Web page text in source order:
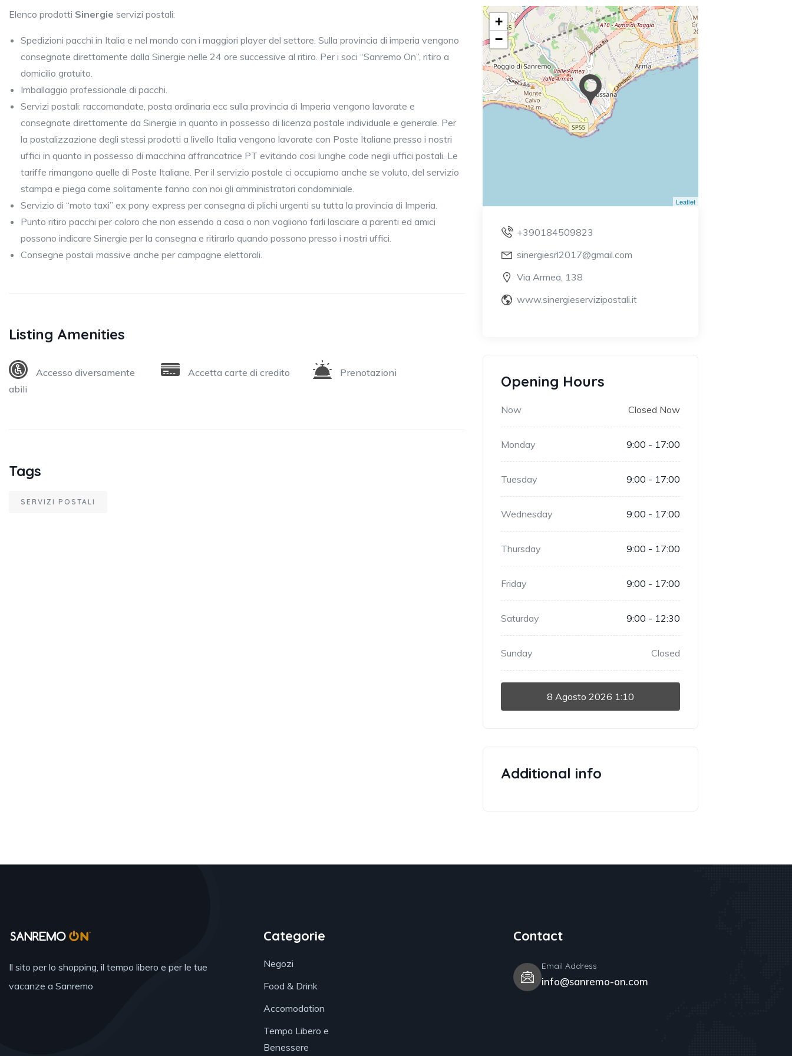
Elenco prodotti Sinergie servizi postali:
Spedizioni pacchi in Italia e nel mondo con i maggiori player del settore. Sulla provincia di imperia vengono
consegnate direttamente dalla Sinergie nelle 24 ore successive al ritiro. Per i soci “Sanremo On”, ritiro a
domicilio gratuito.
Imballaggio professionale di pacchi.
Servizi postali: raccomandate, posta ordinaria ecc sulla provincia di Imperia vengono lavorate e
consegnate direttamente da Sinergie in quanto in possesso di licenza postale individuale e generale. Per
la postalizzazione degli stessi prodotti a livello Italia vengono lavorate con Poste Italiane presso i nostri
uffici in quanto in possesso di macchina affrancatrice PT evitando cosi lunghe code negli uffici postali. Le
tariffe rimangono quelle di Poste Italiane. Per il servizio postale ci occupiamo anche se voluto, del servizio
stampa e piega come solitamente fanno con noi gli amministratori condominiale.
Servizio di “moto taxi” ex pony express per consegna di plichi urgenti su tutta la provincia di Imperia.
Punto ritiro pacchi per coloro che non essendo a casa o non vogliono farli lasciare a parenti ed amici
possono indicare Sinergie per la consegna e ritirarlo quando possono presso i nostri uffici.
Consegne postali massive anche per campagne elettorali.
Listing Amenities
Accesso diversamente
abili
Accetta carte di credito Prenotazioni
Tags
SERVIZI POSTALI
+
−
Leaflet
+390184509823
sinergiesrl2017@gmail.com
Via Armea, 138
www.sinergieservizipostali.it
Opening Hours
Now Closed Now
Monday 9:00 - 17:00
Tuesday 9:00 - 17:00
Wednesday 9:00 - 17:00
Thursday 9:00 - 17:00
Friday 9:00 - 17:00
Saturday 9:00 - 12:30
Sunday Closed
8 Agosto 2026 1:10
Additional info
Il sito per lo shopping, il tempo libero e per le tue
vacanze a Sanremo
Categorie
Negozi
Food & Drink
Accomodation
Tempo Libero e
Benessere
Contact
Email Address
info@sanremo-on.com